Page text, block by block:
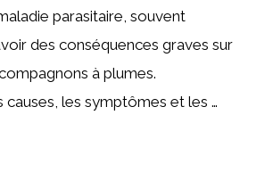
parasitaire, souvent
des conséquences graves sur
à plumes.
les symptômes et les …